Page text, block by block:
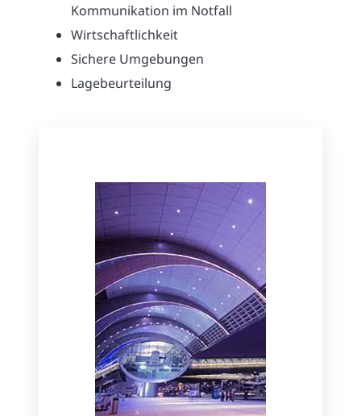
Kommunikation im Notfall
Wirtschaftlichkeit
Sichere Umgebungen
Lagebeurteilung